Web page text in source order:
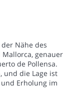
Nähe des
genauer
de Pollensa.
und die Lage ist
Erholung im